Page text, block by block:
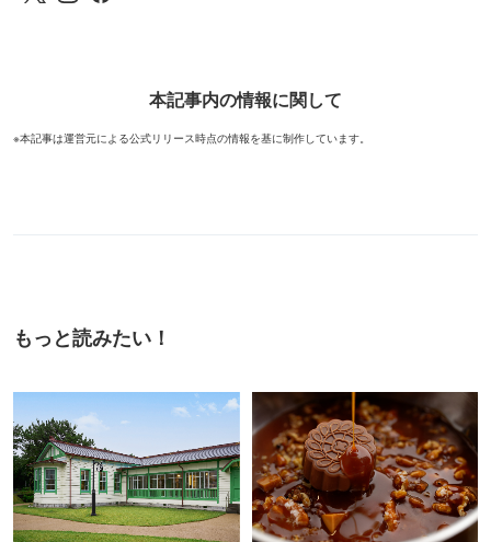
本記事内の情報に関して
※本記事は運営元による公式リリース時点の情報を基に制作しています。
もっと読みたい！